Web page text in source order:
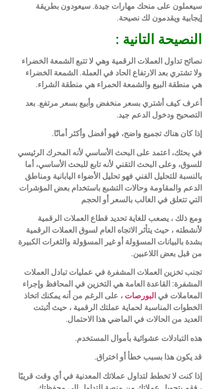
سيعملون على منحك مهارات جيدة. سيعودون بطريقة
إيجابية ويقدمون لك نصيحة.
النصيحة التانية :
نصائح تداول العملات الرقمية وهي لا تتبع الشمعة الخضراء
ولا تشتري بعد الارتفاع الحاد في العملة. الشمعة الخضراء
هي منطقة البيع والشمعة الحمراء هي منطقة الشراء.
أعرف كيف أشتري بسعر منخفض وأبيع بسعر مرتفع. بعد
التصحيح ودخول الدعم جيد.
إذا كان هناك تجميع واضح، فهو أفضل وأكثر أمانًا.
في بحثك، اعتمد على البحث الأساسي لأنه المحرك الرئيسي
للسوق، وعلى البحث التقني لأنه تابع للبحث الأساسي، أما
بالنسبة للتحليل الفني فهو تحليل الأضواء اليابانية ومناطق
الدعم والمقاومة وحالات التشبع باستخدام بعض المؤشرات
التي تتعلق في الغالب بالسعر أو الحجم
ومع ذلك ، يصعب للغاية تحديد قطاع العملات الرقمية
لأنشطته ، حيث يتأثر الاتجاه العام لسوق العملات الرقمية
بشدة بالبيانات المسؤولة أو غير المسؤولة والثغرات الكبيرة
من قبل بعض اللاعبين.
تجنب تخزين العملات المشفرة في عمليات تبادل العملات
المشفرة: القاعدة العامة هي التخزين في المحافظ وإجراء
المعاملات في البورصات ، على الرغم من أنه يمكنك اتخاذ
الخطوات المناسبة لحماية عملتك الرقمية ، حيث أثبتت
العديد من الحالات في الماضي هذا الاحتمال.
هذه التبادلات عشوائية بأموال المستخدم.
قد يكون هذا بسبب خطأ أو اختراق.
إذا كنت لا تخطط لتداول عملاتك المعدنية في أي وقت قريبًا